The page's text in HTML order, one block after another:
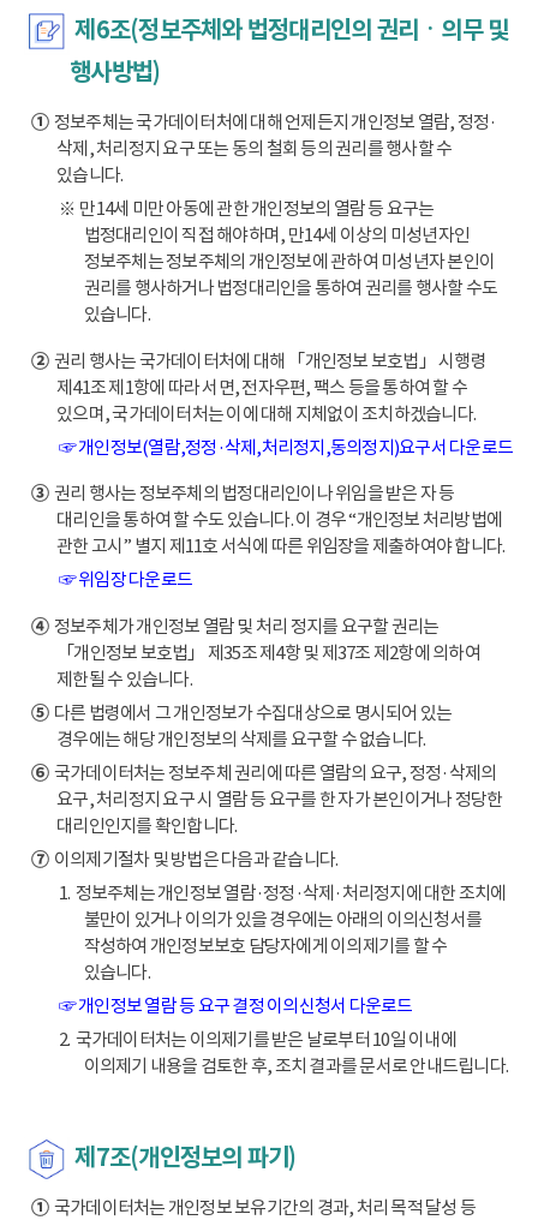
제6조(정보주체와 법정대리인의 권리ㆍ의무 및
행사방법)
①정보주체는 국가데이터처에 대해 언제든지 개인정보 열람, 정정·
삭제, 처리정지 요구 또는 동의 철회 등의 권리를 행사할 수
있습니다.
※ 만14세 미만 아동에 관한 개인정보의 열람 등 요구는
법정대리인이 직접 해야하며, 만14세 이상의 미성년자인
정보주체는 정보주체의 개인정보에 관하여 미성년자 본인이
권리를 행사하거나 법정대리인을 통하여 권리를 행사할 수도
있습니다.
②권리 행사는 국가데이터처에 대해 「개인정보 보호법」 시행령
제41조 제1항에 따라 서면, 전자우편, 팩스 등을 통하여 할 수
있으며, 국가데이터처는 이에 대해 지체없이 조치하겠습니다.
☞ 개인정보(열람,정정·삭제,처리정지,동의정지)요구서 다운로드
③권리 행사는 정보주체의 법정대리인이나 위임을 받은 자 등
대리인을 통하여 할 수도 있습니다. 이 경우 “개인정보 처리방법에
관한 고시” 별지 제11호 서식에 따른 위임장을 제출하여야 합니다.
☞ 위임장 다운로드
④정보주체가 개인정보 열람 및 처리 정지를 요구할 권리는
「개인정보 보호법」 제35조 제4항 및 제37조 제2항에 의하여
제한될 수 있습니다.
⑤다른 법령에서 그 개인정보가 수집대상으로 명시되어 있는
경우에는 해당 개인정보의 삭제를 요구할 수 없습니다.
⑥국가데이터처는 정보주체 권리에 따른 열람의 요구, 정정·삭제의
요구, 처리정지 요구 시 열람 등 요구를 한 자가 본인이거나 정당한
대리인인지를 확인합니다.
⑦이의제기절차 및 방법은 다음과 같습니다.
1. 정보주체는 개인정보 열람·정정·삭제·처리정지에 대한 조치에
불만이 있거나 이의가 있을 경우에는 아래의 이의신청서를
작성하여 개인정보보호 담당자에게 이의제기를 할 수
있습니다.
☞ 개인정보 열람 등 요구 결정 이의신청서 다운로드
2. 국가데이터처는 이의제기를 받은 날로부터 10일 이내에
이의제기 내용을 검토한 후, 조치 결과를 문서로 안내드립니다.
제7조(개인정보의 파기)
①국가데이터처는 개인정보 보유기간의 경과, 처리 목적 달성 등